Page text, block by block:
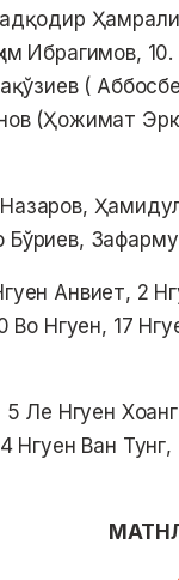
Ибрагимов,
(
(Ҳожимат
Анвиет, 2
Во Нгуен, 17
5 Ле Нгуен
Нгуен Ван